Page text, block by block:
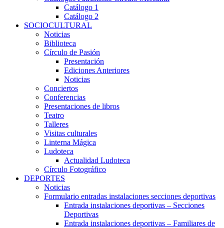
Catálogo 1
Catálogo 2
SOCIOCULTURAL
Noticias
Biblioteca
Círculo de Pasión
Presentación
Ediciones Anteriores
Noticias
Conciertos
Conferencias
Presentaciones de libros
Teatro
Talleres
Visitas culturales
Linterna Mágica
Ludoteca
Actualidad Ludoteca
Círculo Fotográfico
DEPORTES
Noticias
Formulario entradas instalaciones secciones deportivas
Entrada instalaciones deportivas – Secciones
Deportivas
Entrada instalaciones deportivas – Familiares de